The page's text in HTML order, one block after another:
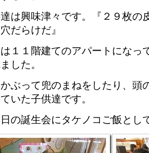
は興味津々です。『２９枚の
だらけだ』
は１１階建てのアパートにな
した。
ぶって兜のまねをしたり、頭
いた子供達です。
日の誕生会にタケノコご飯とし